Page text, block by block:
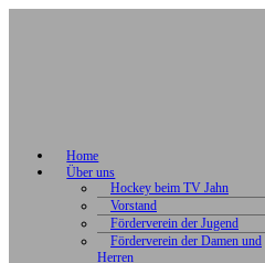
Home
Über uns
Hockey beim TV Jahn
Vorstand
Förderverein der Jugend
Förderverein der Damen und
Herren